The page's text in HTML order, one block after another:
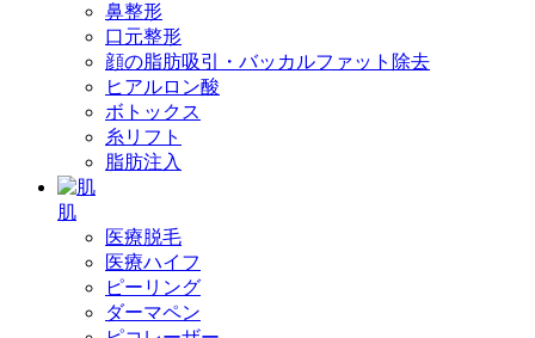
鼻整形
口元整形
顔の脂肪吸引・バッカルファット除去
ヒアルロン酸
ボトックス
糸リフト
脂肪注入
肌
医療脱毛
医療ハイフ
ピーリング
ダーマペン